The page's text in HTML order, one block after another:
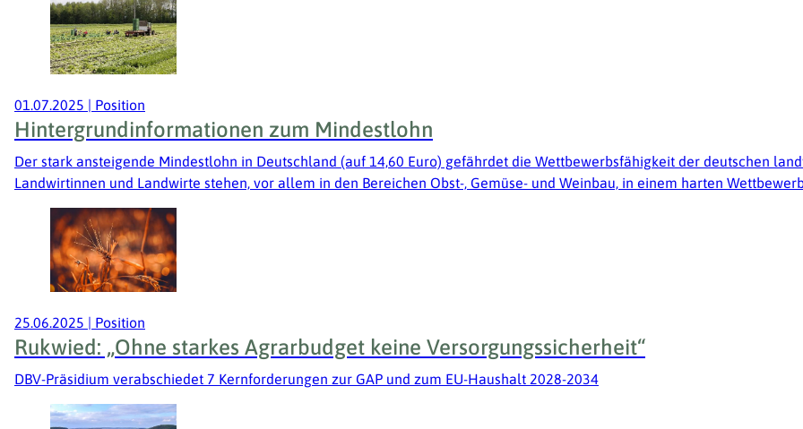
01.07.2025 | Position
Hintergrundinformationen zum Mindestlohn
Der stark ansteigende Mindestlohn in Deutschland (auf 14,60 Euro) gefährdet die Wettbewerbsfähigkeit der deutschen
Landwirtinnen und Landwirte stehen, vor allem in den Bereichen Obst-, Gemüse- und Weinbau, in einem harten
25.06.2025 | Position
Rukwied: „Ohne starkes Agrarbudget keine Versorgungssicherheit“
DBV-Präsidium verabschiedet 7 Kernforderungen zur GAP und zum EU-Haushalt 2028-2034